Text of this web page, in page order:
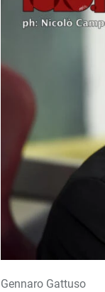
Gennaro Gattuso